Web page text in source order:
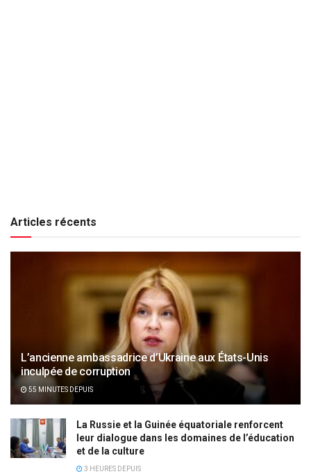
Articles récents
L’ancienne ambassadrice d’Ukraine aux États-Unis
inculpée de corruption
55 MINUTES DEPUIS
La Russie et la Guinée équatoriale renforcent
leur dialogue dans les domaines de l’éducation
et de la culture
3 HEURES DEPUIS